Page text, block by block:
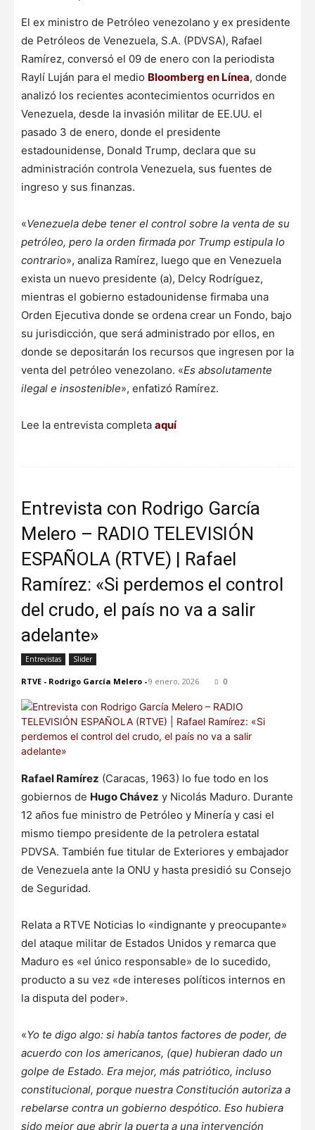
El ex ministro de Petróleo venezolano y ex presidente
de Petróleos de Venezuela, S.A. (PDVSA), Rafael
Ramírez, conversó el 09 de enero con la periodista
Raylí Luján para el medio Bloomberg en Línea, donde
analizó los recientes acontecimientos ocurridos en
Venezuela, desde la invasión militar de EE.UU. el
pasado 3 de enero, donde el presidente
estadounidense, Donald Trump, declara que su
administración controla Venezuela, sus fuentes de
ingreso y sus finanzas.
«Venezuela debe tener el control sobre la venta de su
petróleo, pero la orden firmada por Trump estipula lo
contrario», analiza Ramírez, luego que en Venezuela
exista un nuevo presidente (a), Delcy Rodríguez,
mientras el gobierno estadounidense firmaba una
Orden Ejecutiva donde se ordena crear un Fondo, bajo
su jurisdicción, que será administrado por ellos, en
donde se depositarán los recursos que ingresen por la
venta del petróleo venezolano. «Es absolutamente
ilegal e insostenible», enfatizó Ramírez.
Lee la entrevista completa aquí
Entrevista con Rodrigo García
Melero – RADIO TELEVISIÓN
ESPAÑOLA (RTVE) | Rafael
Ramírez: «Si perdemos el control
del crudo, el país no va a salir
adelante»
Entrevistas Slider
RTVE - Rodrigo García Melero -9 enero, 2026 0
Rafael Ramírez (Caracas, 1963) lo fue todo en los
gobiernos de Hugo Chávez y Nicolás Maduro. Durante
12 años fue ministro de Petróleo y Minería y casi el
mismo tiempo presidente de la petrolera estatal
PDVSA. También fue titular de Exteriores y embajador
de Venezuela ante la ONU y hasta presidió su Consejo
de Seguridad.
Relata a RTVE Noticias lo «indignante y preocupante»
del ataque militar de Estados Unidos y remarca que
Maduro es «el único responsable» de lo sucedido,
producto a su vez «de intereses políticos internos en
la disputa del poder».
«Yo te digo algo: si había tantos factores de poder, de
acuerdo con los americanos, (que) hubieran dado un
golpe de Estado. Era mejor, más patriótico, incluso
constitucional, porque nuestra Constitución autoriza a
rebelarse contra un gobierno despótico. Eso hubiera
sido mejor que abrir la puerta a una intervención